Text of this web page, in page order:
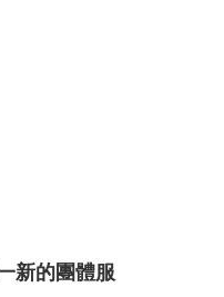
新的團體服